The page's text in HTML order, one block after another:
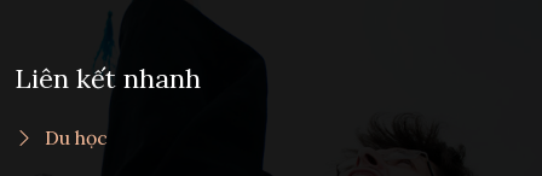
Liên kết nhanh
Du học